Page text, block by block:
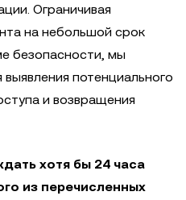
Ограничивая
на небольшой срок
безопасности, мы
потенциального
и возвращения
хотя бы 24 часа
из перечисленных